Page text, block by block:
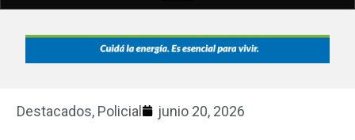
Destacados, Policial junio 20, 2026